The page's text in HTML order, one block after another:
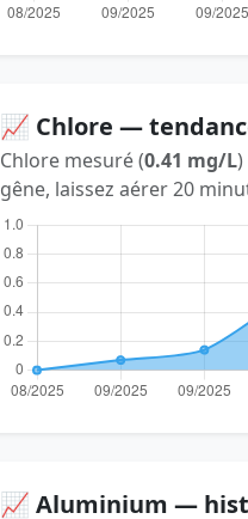
📈 Chlore —
Chlore mesuré (0.41 mg/L)
gêne, laissez aérer 20
📈 Aluminium —